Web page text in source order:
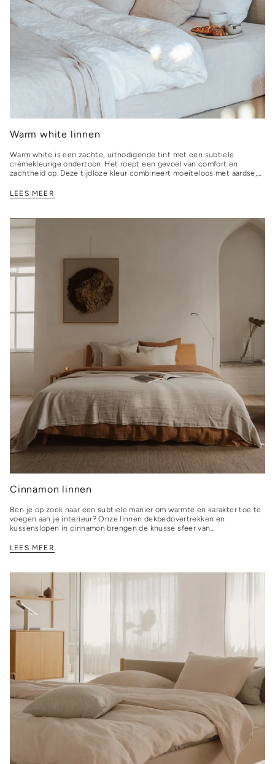
Warm white linnen
Warm white is een zachte, uitnodigende tint met een subtiele
crèmekleurige ondertoon. Het roept een gevoel van comfort en
zachtheid op. Deze tijdloze kleur combineert moeiteloos met aardse,
LEES MEER
Cinnamon linnen
Ben je op zoek naar een subtiele manier om warmte en karakter toe te
voegen aan je interieur? Onze linnen dekbedovertrekken en
kussenslopen in cinnamon brengen de knusse sfeer van...
LEES MEER